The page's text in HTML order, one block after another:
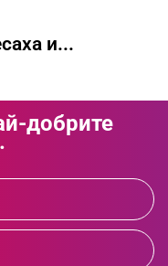
и...
добрите